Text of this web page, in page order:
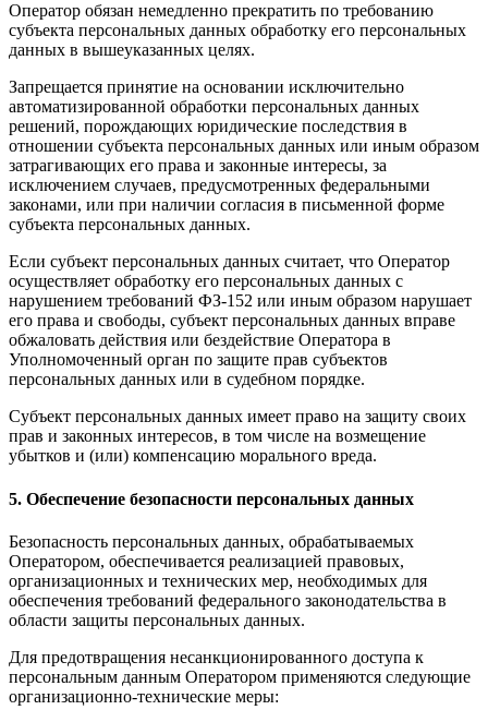
Оператор обязан немедленно прекратить по требованию
субъекта персональных данных обработку его персональных
данных в вышеуказанных целях.
Запрещается принятие на основании исключительно
автоматизированной обработки персональных данных
решений, порождающих юридические последствия в
отношении субъекта персональных данных или иным образом
затрагивающих его права и законные интересы, за
исключением случаев, предусмотренных федеральными
законами, или при наличии согласия в письменной форме
субъекта персональных данных.
Если субъект персональных данных считает, что Оператор
осуществляет обработку его персональных данных с
нарушением требований ФЗ-152 или иным образом нарушает
его права и свободы, субъект персональных данных вправе
обжаловать действия или бездействие Оператора в
Уполномоченный орган по защите прав субъектов
персональных данных или в судебном порядке.
Субъект персональных данных имеет право на защиту своих
прав и законных интересов, в том числе на возмещение
убытков и (или) компенсацию морального вреда.
5. Обеспечение безопасности персональных данных
Безопасность персональных данных, обрабатываемых
Оператором, обеспечивается реализацией правовых,
организационных и технических мер, необходимых для
обеспечения требований федерального законодательства в
области защиты персональных данных.
Для предотвращения несанкционированного доступа к
персональным данным Оператором применяются следующие
организационно-технические меры: